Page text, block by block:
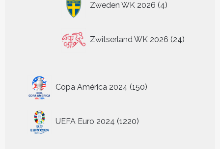
Zweden WK 2026 4
producten
Zwitserland WK 2026 24
producten
Copa América 2024 150
producten
UEFA Euro 2024 1220
producten